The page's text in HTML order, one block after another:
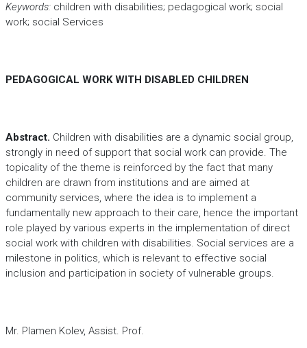
Keywords: children with disabilities; pedagogical work; social
work; social Services
PEDAGOGICAL WORK WITH DISABLED CHILDREN
Abstract. Children with disabilities are a dynamic social group,
strongly in need of support that social work can provide. The
topicality of the theme is reinforced by the fact that many
children are drawn from institutions and are aimed at
community services, where the idea is to implement a
fundamentally new approach to their care, hence the important
role played by various experts in the implementation of direct
social work with children with disabilities. Social services are a
milestone in politics, which is relevant to effective social
inclusion and participation in society of vulnerable groups.
Mr. Plamen Kolev, Assist. Prof.